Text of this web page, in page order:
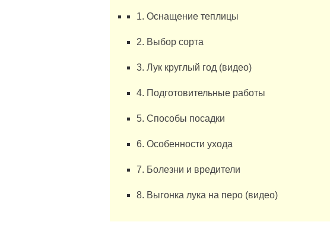
1. Оснащение теплицы
2. Выбор сорта
3. Лук круглый год (видео)
4. Подготовительные работы
5. Способы посадки
6. Особенности ухода
7. Болезни и вредители
8. Выгонка лука на перо (видео)